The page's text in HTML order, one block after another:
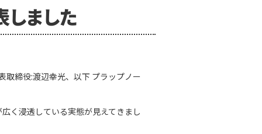
ました
取締役:渡辺幸光、以下 プラップノー
く浸透している実態が見えてきまし